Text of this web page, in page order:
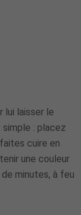
lui laisser le
: placez
cuire en
une couleur
minutes, à feu